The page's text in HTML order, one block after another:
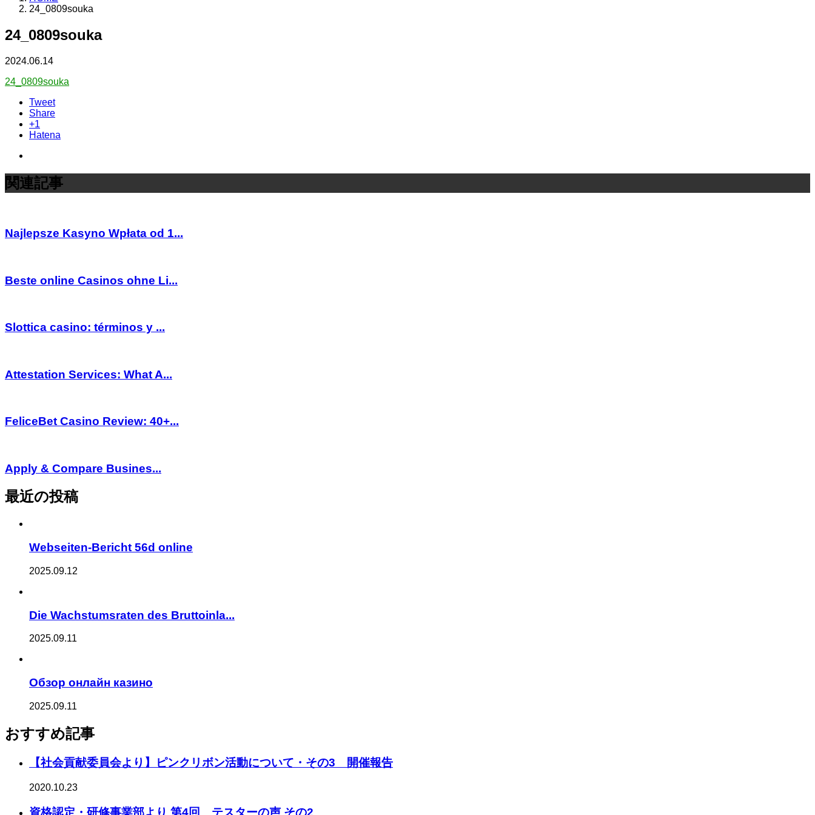
24_0809souka
24_0809souka
2024.06.14
24_0809souka
Tweet
Share
+1
Hatena
関連記事
Najlepsze Kasyno Wpłata od 1...
Beste online Casinos ohne Li...
Slottica casino: términos y ...
Attestation Services: What A...
FeliceBet Casino Review: 40+...
Apply & Compare Busines...
最近の投稿
Webseiten-Bericht 56d online
2025.09.12
Die Wachstumsraten des Bruttoinla...
2025.09.11
Обзор онлайн казино
2025.09.11
おすすめ記事
【社会貢献委員会より】ピンクリボン活動について・その3 開催報告
2020.10.23
資格認定・研修事業部より 第4回 テスターの声 その2